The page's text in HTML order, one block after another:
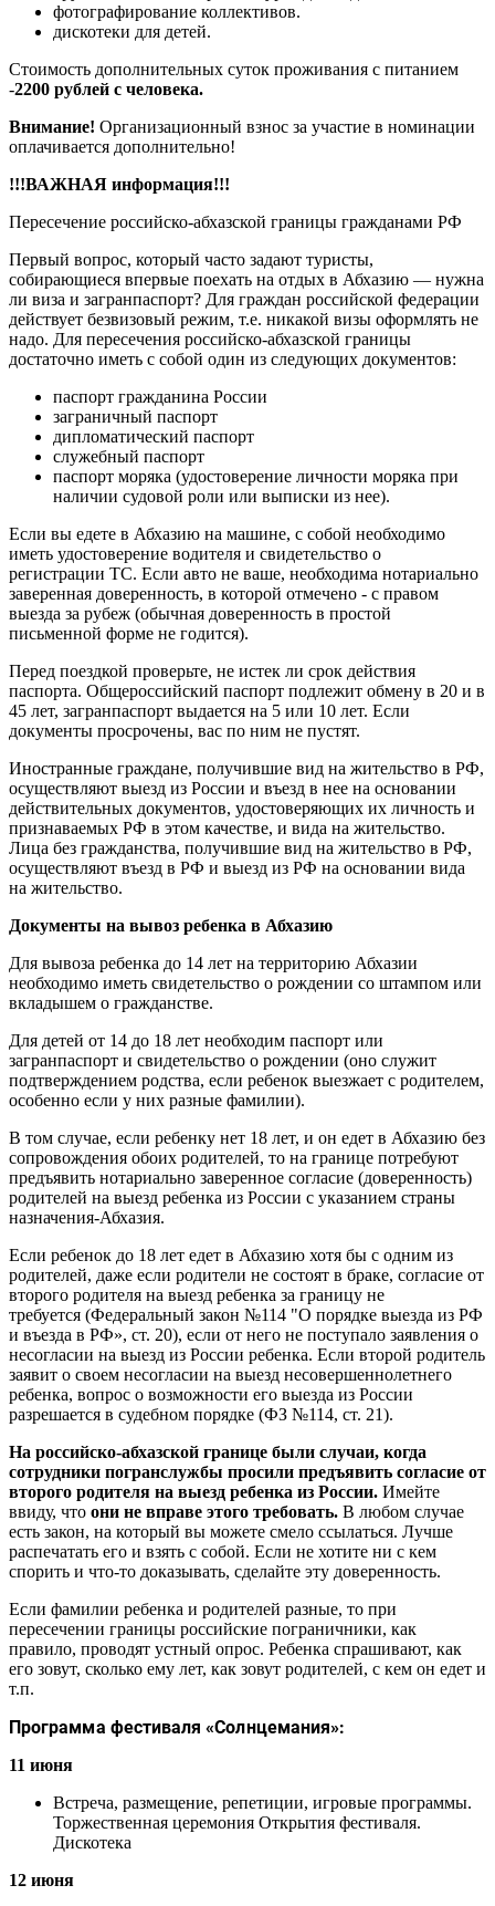
фотографирование коллективов.
дискотеки для детей.
Стоимость дополнительных суток проживания с питанием
-2200 рублей с человека.
Внимание! Организационный взнос за участие в номинации
оплачивается дополнительно!
!!!ВАЖНАЯ информация!!!
Пересечение российско-абхазской границы гражданами РФ
Первый вопрос, который часто задают туристы,
собирающиеся впервые поехать на отдых в Абхазию — нужна
ли виза и загранпаспорт? Для граждан российской федерации
действует безвизовый режим, т.е. никакой визы оформлять не
надо. Для пересечения российско-абхазской границы
достаточно иметь с собой один из следующих документов:
паспорт гражданина России
заграничный паспорт
дипломатический паспорт
служебный паспорт
паспорт моряка (удостоверение личности моряка при
наличии судовой роли или выписки из нее).
Если вы едете в Абхазию на машине, с собой необходимо
иметь удостоверение водителя и свидетельство о
регистрации ТС. Если авто не ваше, необходима нотариально
заверенная доверенность, в которой отмечено - с правом
выезда за рубеж (обычная доверенность в простой
письменной форме не годится).
Перед поездкой проверьте, не истек ли срок действия
паспорта. Общероссийский паспорт подлежит обмену в 20 и в
45 лет, загранпаспорт выдается на 5 или 10 лет. Если
документы просрочены, вас по ним не пустят.
Иностранные граждане, получившие вид на жительство в РФ,
осуществляют выезд из России и въезд в нее на основании
действительных документов, удостоверяющих их личность и
признаваемых РФ в этом качестве, и вида на жительство.
Лица без гражданства, получившие вид на жительство в РФ,
осуществляют въезд в РФ и выезд из РФ на основании вида
на жительство.
Документы на вывоз ребенка в Абхазию
Для вывоза ребенка до 14 лет на территорию Абхазии
необходимо иметь свидетельство о рождении со штампом или
вкладышем о гражданстве.
Для детей от 14 до 18 лет необходим паспорт или
загранпаспорт и свидетельство о рождении (оно служит
подтверждением родства, если ребенок выезжает с родителем,
особенно если у них разные фамилии).
В том случае, если ребенку нет 18 лет, и он едет в Абхазию без
сопровождения обоих родителей, то на границе потребуют
предъявить нотариально заверенное согласие (доверенность)
родителей на выезд ребенка из России с указанием страны
назначения-Абхазия.
Если ребенок до 18 лет едет в Абхазию хотя бы с одним из
родителей, даже если родители не состоят в браке, согласие от
второго родителя на выезд ребенка за границу не
требуется (Федеральный закон №114 "О порядке выезда из РФ
и въезда в РФ», ст. 20), если от него не поступало заявления о
несогласии на выезд из России ребенка. Если второй родитель
заявит о своем несогласии на выезд несовершеннолетнего
ребенка, вопрос о возможности его выезда из России
разрешается в судебном порядке (ФЗ №114, ст. 21).
На российско-абхазской границе были случаи, когда
сотрудники погранслужбы просили предъявить согласие от
второго родителя на выезд ребенка из России. Имейте
ввиду, что они не вправе этого требовать. В любом случае
есть закон, на который вы можете смело ссылаться. Лучше
распечатать его и взять с собой. Если не хотите ни с кем
спорить и что-то доказывать, сделайте эту доверенность.
Если фамилии ребенка и родителей разные, то при
пересечении границы российские пограничники, как
правило, проводят устный опрос. Ребенка спрашивают, как
его зовут, сколько ему лет, как зовут родителей, с кем он едет и
т.п.
Программа фестиваля «Солнцемания»:
11 июня
Встреча, размещение, репетиции, игровые программы.
Торжественная церемония Открытия фестиваля.
Дискотека
12 июня